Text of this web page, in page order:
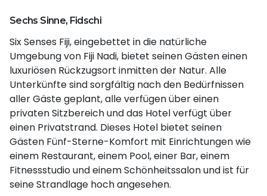
Sechs Sinne, Fidschi
Six Senses Fiji, eingebettet in die natürliche
Umgebung von Fiji Nadi, bietet seinen Gästen einen
luxuriösen Rückzugsort inmitten der Natur. Alle
Unterkünfte sind sorgfältig nach den Bedürfnissen
aller Gäste geplant, alle verfügen über einen
privaten Sitzbereich und das Hotel verfügt über
einen Privatstrand. Dieses Hotel bietet seinen
Gästen Fünf-Sterne-Komfort mit Einrichtungen wie
einem Restaurant, einem Pool, einer Bar, einem
Fitnessstudio und einem Schönheitssalon und ist für
seine Strandlage hoch angesehen.